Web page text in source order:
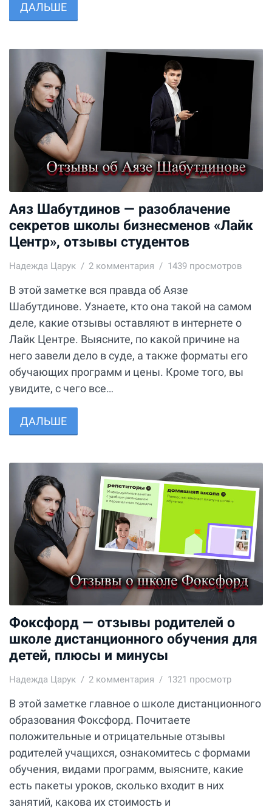
ДАЛЬШЕ
Аяз Шабутдинов — разоблачение
секретов школы бизнесменов «Лайк
Центр», отзывы студентов
Надежда Царук 2 комментария 1439 просмотров
В этой заметке вся правда об Аязе
Шабутдинове. Узнаете, кто она такой на самом
деле, какие отзывы оставляют в интернете о
Лайк Центре. Выясните, по какой причине на
него завели дело в суде, а также форматы его
обучающих программ и цены. Кроме того, вы
увидите, с чего все…
ДАЛЬШЕ
Фоксфорд — отзывы родителей о
школе дистанционного обучения для
детей, плюсы и минусы
Надежда Царук 2 комментария 1321 просмотр
В этой заметке главное о школе дистанционного
образования Фоксфорд. Почитаете
положительные и отрицательные отзывы
родителей учащихся, ознакомитесь с формами
обучения, видами программ, выясните, какие
есть пакеты уроков, сколько входит в них
занятий, какова их стоимость и